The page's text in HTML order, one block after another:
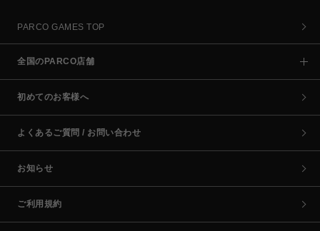
PARCO GAMES TOP
全国のPARCO店舗
初めてのお客様へ
よくあるご質問 / お問い合わせ
お知らせ
ご利用規約